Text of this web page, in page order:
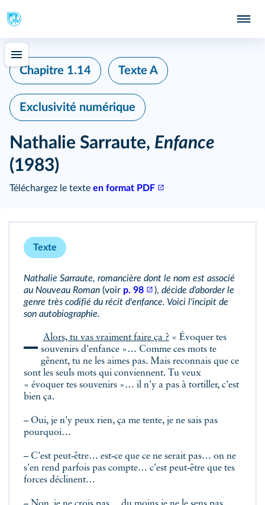
Chapitre 1.14 Texte A
Exclusivité numérique
Nathalie Sarraute, Enfance
(1983)
Téléchargez le texte en format PDF
Texte
Nathalie Sarraute, romancière dont le nom est associé
au Nouveau Roman (voir p. 98 ), décide d'aborder le
genre très codifié du récit d'enfance. Voici l'incipit de
son autobiographie.
Alors, tu vas vraiment faire ça ? « Évoquer tes
souvenirs d'enfance »… Comme ces mots te
gênent, tu ne les aimes pas. Mais reconnais que ce
sont les seuls mots qui conviennent. Tu veux
« évoquer tes souvenirs »… il n'y a pas à tortiller, c'est
bien ça.
– Oui, je n'y peux rien, ça me tente, je ne sais pas
pourquoi…
– C'est peut‑être… est‑ce que ce ne serait pas… on ne
s'en rend parfois pas compte… c'est peut‑être que tes
forces déclinent…